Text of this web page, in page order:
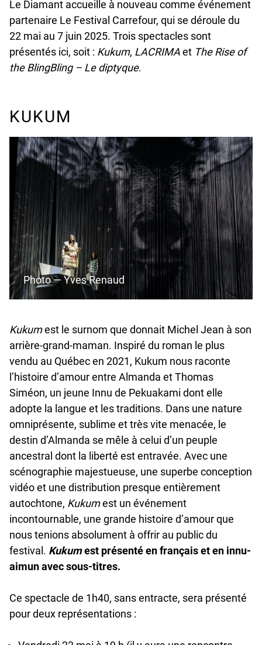
Le Diamant accueille à nouveau comme événement
partenaire Le Festival Carrefour, qui se déroule du
22 mai au 7 juin 2025. Trois spectacles sont
présentés ici, soit : Kukum, LACRIMAet The Rise of
the BlingBling – Le diptyque.
KUKUM
Photo — Yves Renaud
Kukumest le surnom que donnait Michel Jean à son
arrière-grand-maman. Inspiré du roman le plus
vendu au Québec en 2021, Kukum nous raconte
l’histoire d’amour entre Almanda et Thomas
Siméon, un jeune Innu de Pekuakami dont elle
adopte la langue et les traditions. Dans une nature
omniprésente, sublime et très vite menacée, le
destin d’Almanda se mêle à celui d’un peuple
ancestral dont la liberté est entravée. Avec une
scénographie majestueuse, une superbe conception
vidéo et une distribution presque entièrement
autochtone, Kukumest un événement
incontournable, une grande histoire d’amour que
nous tenions absolument à offrir au public du
festival. Kukumest présenté en français et en innu-
aimun avec sous-titres.
Ce spectacle de 1h40, sans entracte, sera présenté
pour deux représentations :